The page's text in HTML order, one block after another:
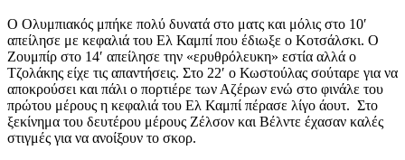
Ο Ολυμπιακός μπήκε πολύ δυνατά στο ματς και μόλις στο 10′
απείλησε με κεφαλιά του Ελ Καμπί που έδιωξε ο Κοτσάλσκι. Ο
Ζουμπίρ στο 14′ απείλησε την «ερυθρόλευκη» εστία αλλά ο
Τζολάκης είχε τις απαντήσεις. Στο 22′ ο Κωστούλας σούταρε για να
αποκρούσει και πάλι ο πορτιέρε των Αζέρων ενώ στο φινάλε του
πρώτου μέρους η κεφαλιά του Ελ Καμπί πέρασε λίγο άουτ. Στο
ξεκίνημα του δευτέρου μέρους Ζέλσον και Βέλντε έχασαν καλές
στιγμές για να ανοίξουν το σκορ.